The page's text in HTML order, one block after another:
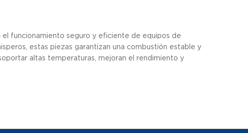
el funcionamiento seguro y eficiente de equipos de
estas piezas garantizan una combustión estable y
altas temperaturas, mejoran el rendimiento y